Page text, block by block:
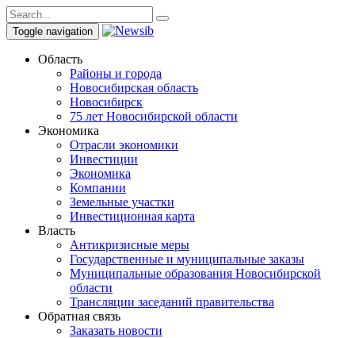
Toggle navigation
Область
Районы и города
Новосибирская область
Новосибирск
75 лет Новосибирской области
Экономика
Отрасли экономики
Инвестиции
Экономика
Компании
Земельные участки
Инвестиционная карта
Власть
Антикризисные меры
Государственные и муниципальные заказы
Муниципальные образования Новосибирской
области
Трансляции заседаний правительства
Обратная связь
Заказать новости